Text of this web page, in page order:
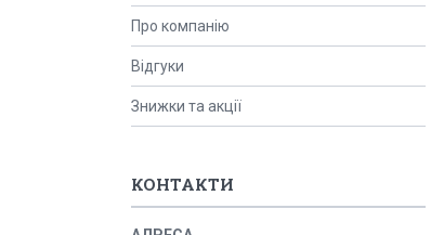
Про компанію
Відгуки
Знижки та акції
КОНТАКТИ